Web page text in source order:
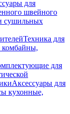
для
швейного
сушильных
Техника для
для
Аксессуары для
кухонные,